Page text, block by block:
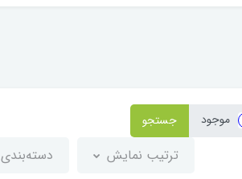
موجود جستجو
ترتیب نمایش دسته‌بندی